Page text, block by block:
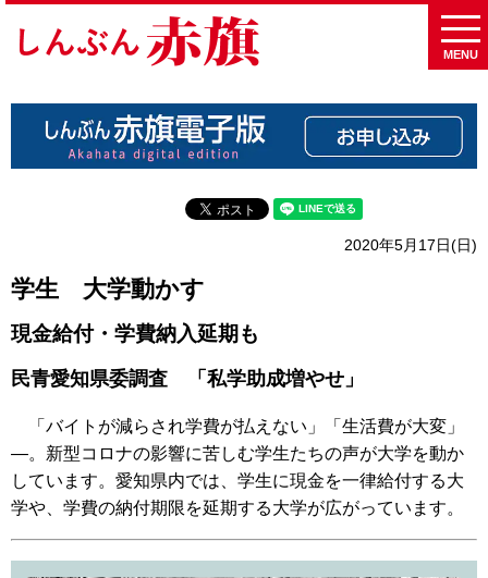
MENU
2020年5月17日(日)
学生 大学動かす
現金給付・学費納入延期も
民青愛知県委調査 「私学助成増やせ」
「バイトが減らされ学費が払えない」「生活費が大変」
―。新型コロナの影響に苦しむ学生たちの声が大学を動か
しています。愛知県内では、学生に現金を一律給付する大
学や、学費の納付期限を延期する大学が広がっています。